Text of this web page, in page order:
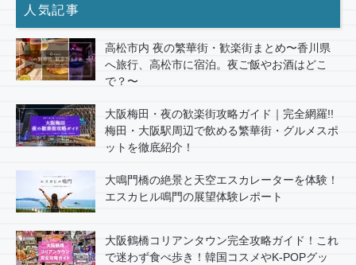
人気記事
高松市内 夜の繁華街・歓楽街まとめ〜香川県
へ旅行、高松市に宿泊。夜ご飯やお酒はどこ
で？〜
大阪梅田・夜の歓楽街攻略ガイド｜完全網羅!!
梅田・大阪駅周辺で飲める繁華街・グルメスポ
ットを徹底紹介！
大鳴門橋の絶景と天空エスカレーターを体験！
エスカヒル鳴門の展望体験レポート
大阪鶴橋コリアンタウン完全攻略ガイド！これ
で迷わず食べ歩き！韓国コスメやK-POPグッ